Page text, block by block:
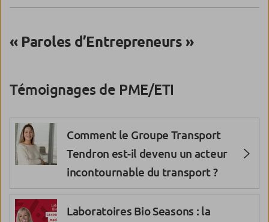
« Paroles d’Entrepreneurs »
Témoignages de PME/ETI
Comment le Groupe Transport
Tendron est-il devenu un acteur
incontournable du transport ?
Laboratoires Bio Seasons : la